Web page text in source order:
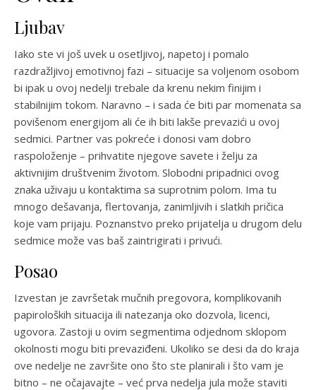
Ljubav
Iako ste vi još uvek u osetljivoj, napetoj i pomalo
razdražljivoj emotivnoj fazi – situacije sa voljenom osobom
bi ipak u ovoj nedelji trebale da krenu nekim finijim i
stabilnijim tokom. Naravno – i sada će biti par momenata sa
povišenom energijom ali će ih biti lakše prevazići u ovoj
sedmici. Partner vas pokreće i donosi vam dobro
raspoloženje – prihvatite njegove savete i želju za
aktivnijim društvenim životom. Slobodni pripadnici ovog
znaka uživaju u kontaktima sa suprotnim polom. Ima tu
mnogo dešavanja, flertovanja, zanimljivih i slatkih pričica
koje vam prijaju. Poznanstvo preko prijatelja u drugom delu
sedmice može vas baš zaintrigirati i privući.
Posao
Izvestan je završetak mučnih pregovora, komplikovanih
papiroloških situacija ili natezanja oko dozvola, licenci,
ugovora. Zastoji u ovim segmentima odjednom sklopom
okolnosti mogu biti prevaziđeni. Ukoliko se desi da do kraja
ove nedelje ne završite ono što ste planirali i što vam je
bitno – ne očajavajte – već prva nedelja jula može staviti